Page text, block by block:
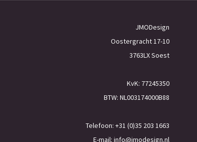
JMODesign
Oostergracht 17-10
3763LX Soest
KvK: 77245350
BTW: NL003174000B88
Telefoon: +31 (0)35 203 1663
E-mail: info@jmodesign.nl